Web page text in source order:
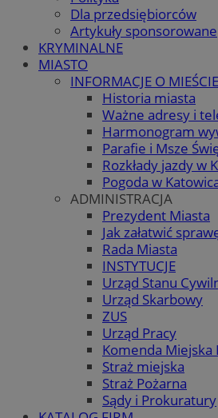
Dla przedsiębiorców
Artykuły sponsorowane
KRYMINALNE
MIASTO
INFORMACJE O MIEŚCIE
Historia miasta
Ważne adresy i
Harmonogram
Parafie i Msze
Rozkłady jazdy w
Pogoda w
ADMINISTRACJA
Prezydent Miasta
Jak załatwić
Rada Miasta
INSTYTUCJE
Urząd Stanu
Urząd Skarbowy
ZUS
Urząd Pracy
Komenda Miejska
Straż miejska
Straż Pożarna
Sądy i Prokuratury